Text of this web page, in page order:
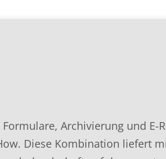
Archivierung und
Diese Kombination liefert